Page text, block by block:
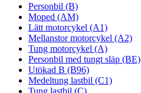
Personbil (B)
Moped (AM)
Lätt motorcykel (A1)
Mellanstor motorcykel (A2)
Tung motorcykel (A)
Personbil med tungt släp (BE)
Utökad B (B96)
Medeltung lastbil (C1)
Tung lastbil (C)